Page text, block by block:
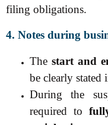
filing obligations.
4. Notes during
Thestart and
be clearly
During the
required to